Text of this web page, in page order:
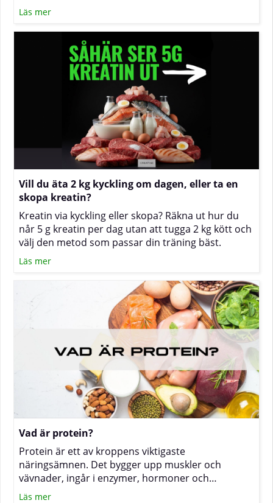
inne i och utanför cellerna. När halterna sjunker
under ansträngning eller vid stora vätskeförluster
kan du känna av kramp, trötthet eller svullnad.
Texten nedan förklarar sambanden och visar hur
du med kost och vätskeplanering kan minska
risken för besvär.
Läs mer
Vill du äta 2 kg kyckling om dagen, eller ta en
skopa kreatin?
Kreatin via kyckling eller skopa? Räkna ut hur du
når 5 g kreatin per dag utan att tugga 2 kg kött och
välj den metod som passar din träning bäst.
Läs mer
Vad är protein?
Protein är ett av kroppens viktigaste
näringsämnen. Det bygger upp muskler och
vävnader, ingår i enzymer, hormoner och
antikroppar och kan dessutom ge energi. För dig
Läs mer